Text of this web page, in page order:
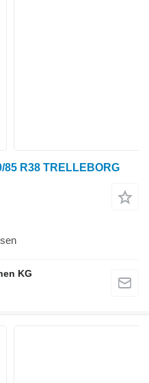
85 R38 TRELLEBORG
KG